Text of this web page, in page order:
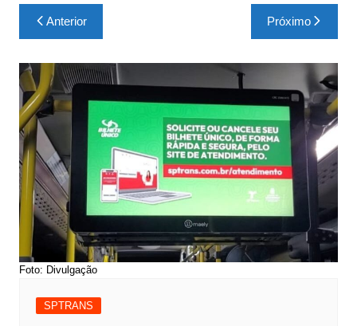
Navegação
de
Post
Anterior Próximo
Foto: Divulgação
SPTRANS